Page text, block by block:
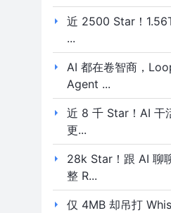
近 2500 Star！
...
AI 都在卷智商，
Agent ...
近 8 千 Star！AI 干
更...
28k Star！跟 AI 聊
整 R...
仅 4MB 却吊打